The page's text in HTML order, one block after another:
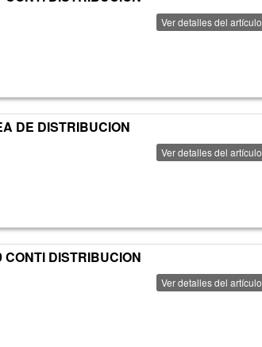
Ver detalles del artículo
DE DISTRIBUCION
Ver detalles del artículo
CONTI DISTRIBUCION
Ver detalles del artículo